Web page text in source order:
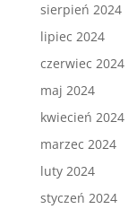
sierpień 2024
lipiec 2024
czerwiec 2024
maj 2024
kwiecień 2024
marzec 2024
luty 2024
styczeń 2024